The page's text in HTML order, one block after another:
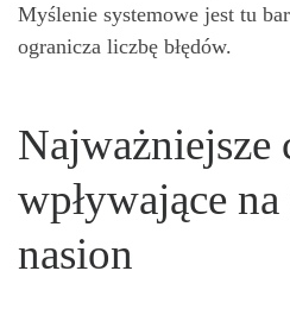
Myślenie systemowe jest tu
ogranicza liczbę błędów.
wpływające na
nasion